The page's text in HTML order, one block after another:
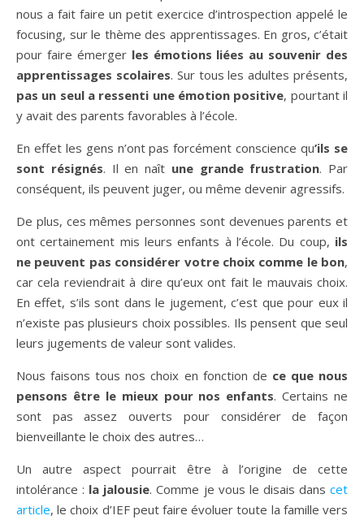
nous a fait faire un petit exercice d’introspection appelé le
focusing, sur le thème des apprentissages. En gros, c’était
pour faire émerger les émotions liées au souvenir des
apprentissages scolaires. Sur tous les adultes présents,
pas un seul a ressenti une émotion positive, pourtant il
y avait des parents favorables à l’école.
En effet les gens n’ont pas forcément conscience qu’ils se
sont résignés. Il en naît une grande frustration. Par
conséquent, ils peuvent juger, ou même devenir agressifs.
De plus, ces mêmes personnes sont devenues parents et
ont certainement mis leurs enfants à l’école. Du coup, ils
ne peuvent pas considérer votre choix comme le bon,
car cela reviendrait à dire qu’eux ont fait le mauvais choix.
En effet, s’ils sont dans le jugement, c’est que pour eux il
n’existe pas plusieurs choix possibles. Ils pensent que seul
leurs jugements de valeur sont valides.
Nous faisons tous nos choix en fonction de ce que nous
pensons être le mieux pour nos enfants. Certains ne
sont pas assez ouverts pour considérer de façon
bienveillante le choix des autres…
Un autre aspect pourrait être à l’origine de cette
intolérance : la jalousie. Comme je vous le disais danscet
article, le choix d’IEF peut faire évoluer toute la famille vers